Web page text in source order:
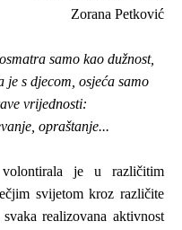
Zorana Petković
samo kao dužnost,
s djecom, osjeća samo
vrijednosti:
opraštanje...
je u različitim
svijetom kroz različite
realizovana aktivnost